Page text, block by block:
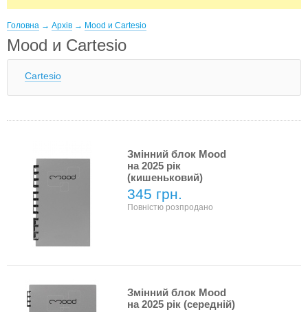
Головна → Архів → Mood и Cartesio
Mood и Cartesio
Cartesio
Змінний блок Mood
на 2025 рік
(кишеньковий)
345 грн.
Повністю розпродано
Змінний блок Mood
на 2025 рік (середній)